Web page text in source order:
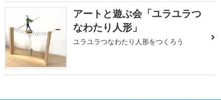
アートと遊ぶ会「ユラユラつ
なわたり人形」
ユラユラつなわたり人形をつくろう